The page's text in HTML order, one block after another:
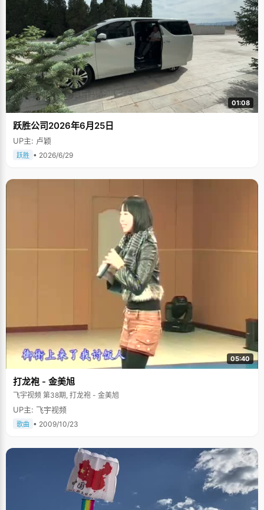
01:08
跃胜公司2026年6月25日
UP主: 卢颖
跃胜 • 2026/6/29
05:40
打龙袍 - 金美旭
飞宇视频 第38期, 打龙袍 - 金美旭
UP主: 飞宇视频
歌曲 • 2009/10/23